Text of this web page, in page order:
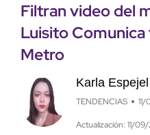
Filtran video del
Luisito
Metro
Karla Espejel
TENDENCIAS
Actualización: 11/